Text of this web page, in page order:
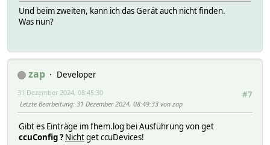
Und beim zweiten, kann ich das Gerät auch nicht finden.
Was nun?
zap
Developer
#7
31 Dezember 2024, 08:45:30
Letzte Bearbeitung: 31 Dezember 2024, 08:49:33 von zap
Gibt es Einträge im fhem.log bei Ausführung von get
ccuConfig ? Nichtget ccuDevices!